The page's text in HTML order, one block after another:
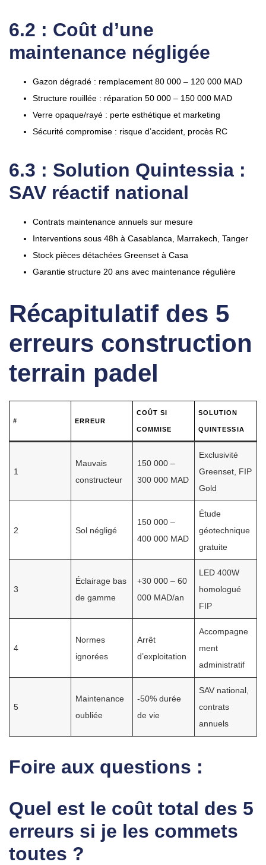
6.2 : Coût d’une
maintenance négligée
Gazon dégradé : remplacement 80 000 – 120 000 MAD
Structure rouillée : réparation 50 000 – 150 000 MAD
Verre opaque/rayé : perte esthétique et marketing
Sécurité compromise : risque d’accident, procès RC
6.3 : Solution Quintessia :
SAV réactif national
Contrats maintenance annuels sur mesure
Interventions sous 48h à Casablanca, Marrakech, Tanger
Stock pièces détachées Greenset à Casa
Garantie structure 20 ans avec maintenance régulière
Récapitulatif des 5
erreurs construction
terrain padel
# ERREUR
COÛT SI
COMMISE
SOLUTION
QUINTESSIA
1
Mauvais
constructeur
150 000 –
300 000 MAD
Exclusivité
Greenset, FIP
Gold
2 Sol négligé
150 000 –
400 000 MAD
Étude
géotechnique
gratuite
3
Éclairage bas
de gamme
+30 000 – 60
000 MAD/an
LED 400W
homologué
FIP
4
Normes
ignorées
Arrêt
d’exploitation
Accompagne
ment
administratif
5
Maintenance
oubliée
-50% durée
de vie
SAV national,
contrats
annuels
Foire aux questions :
Quel est le coût total des 5
erreurs si je les commets
toutes ?